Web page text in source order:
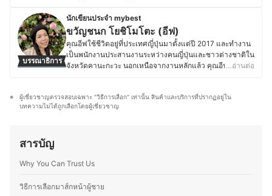
ชะลอวัย American Board of Antiaging (A4M) ซึ่งนอกเหนือ
จากคุณวุฒิต่าง ๆ แล้ว ส่วนตัวคุณพีชยังชื่นชอบการดูแลตัว
เองในด้านสุขภาพผิวและเส้นผมเป็นพิเศษ จึงชอบที่จะศึกษา
เกี่ยวกับผลิตภัณฑ์บำรุงผิวทั้งยี่ห้อต่าง ๆ และเวชสำอาง รวม
ทั้งมีความสนใจเกี่ยวกับนวัตกรรมการดูแลสุขภาพเป็นพิเศษ
ไม่ว่าจะเป็นการทำเลเซอร์ สกินแคร์ หรือกลุ่มสกินบูสเตอร์ที่จะ
ทำงานที่โรงพยาบาลเอกชน โดยใช้วิชาชีพในการตรวจรักษา
โรคผิวหนังทั่วไป คอยให้คำปรึกษาด้านผิวพรรณและการ
ต่าง ๆ จึงควรศึกษาให้ดีก่อนตัดสินใจใช้งานเพื่อให้ได้
ประวัติของ พญ.ศุภกมล ฉัตรศุภกุล (พีช)
บรรณาธิการ
นักเขียนประจำ mybest
ขวัญชนก โยชิโมโตะ (อีฟ)
คุณอีฟใช้ชีวิตอยู่ที่ประเทศญี่ปุ่นมาตั้งแต่ปี 2017 และทำงาน
เป็นพนักงานประสานงานระหว่างคนญี่ปุ่นและชาวต่างชาติใน
จังหวัดคานะกะวะ นอกเหนือจากงานหลักแล้ว คุณอีฟยัง
แบรนด์ญี่ปุ่นและอื่น ๆ ทดลองผลิตภัณฑ์ และอ่านรีวิวเกี่ยวกับ
เครื่องสำอางและสกินแคร์อยู่เสมอ นอกจากนี้ ยังมี
งามแล้ว คุณอีฟยังรักการทำอาหาร โดยเฉพาะการคิดค้นสูตร
อาหารไทยให้กับคนญี่ปุ่นเป็นครั้งคราว จึงชอบทดลองวัตถุดิบ
…อ่านต่อ
ผู้เชี่ยวชาญตรวจสอบเฉพาะ "วิธีการเลือก" เท่านั้น สินค้าและบริการที่ปรากฏอยู่ใน
บทความไม่ได้ถูกเลือกโดยผู้เชี่ยวชาญ
สารบัญ
Why You Can Trust Us
วิธีการเลือกมาส์กหน้าผู้ชาย